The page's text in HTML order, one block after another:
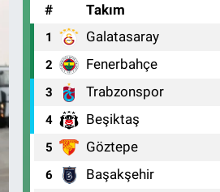
#
Takım
1 Galatasaray
2 Fenerbahçe
3 Trabzonspor
4 Beşiktaş
5 Göztepe
6 Başakşehir